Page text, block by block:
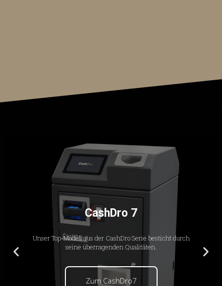
CashDro 7
Unser Top-Modell aus der CashDro Serie besticht durch
seine überragenden Qualitäten.
Zum CashDro7